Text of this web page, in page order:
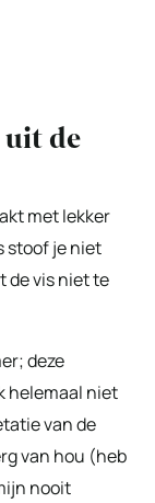
de
met lekker
stoof je niet
de vis niet te
deze
helemaal niet
van de
van hou (heb
nooit